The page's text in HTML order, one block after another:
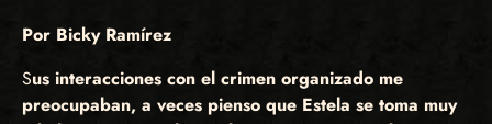
Por Bicky Ramírez
Sus interacciones con el crimen organizado me
preocupaban, a veces pienso que Estela se toma muy